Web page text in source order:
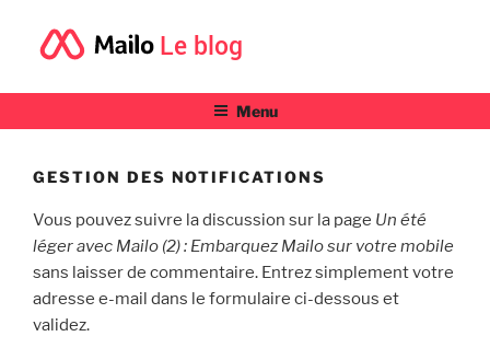
Le blog
Menu
GESTION DES NOTIFICATIONS
Vous pouvez suivre la discussion sur la page Un été
léger avec Mailo (2) : Embarquez Mailo sur votre mobile
sans laisser de commentaire. Entrez simplement votre
adresse e-mail dans le formulaire ci-dessous et
validez.